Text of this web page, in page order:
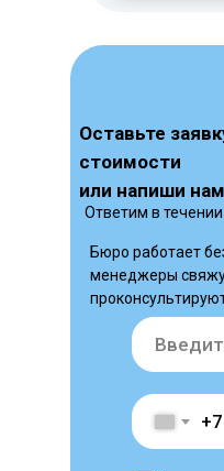
Оставьте
стоимости
или напиши
Бюро работает
менеджеры
+7
Ответим в